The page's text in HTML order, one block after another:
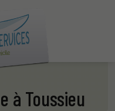
à Toussieu